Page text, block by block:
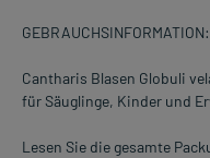
Cantharis Blasen Globuli
für Säuglinge, Kinder und
Lesen Sie die gesamte